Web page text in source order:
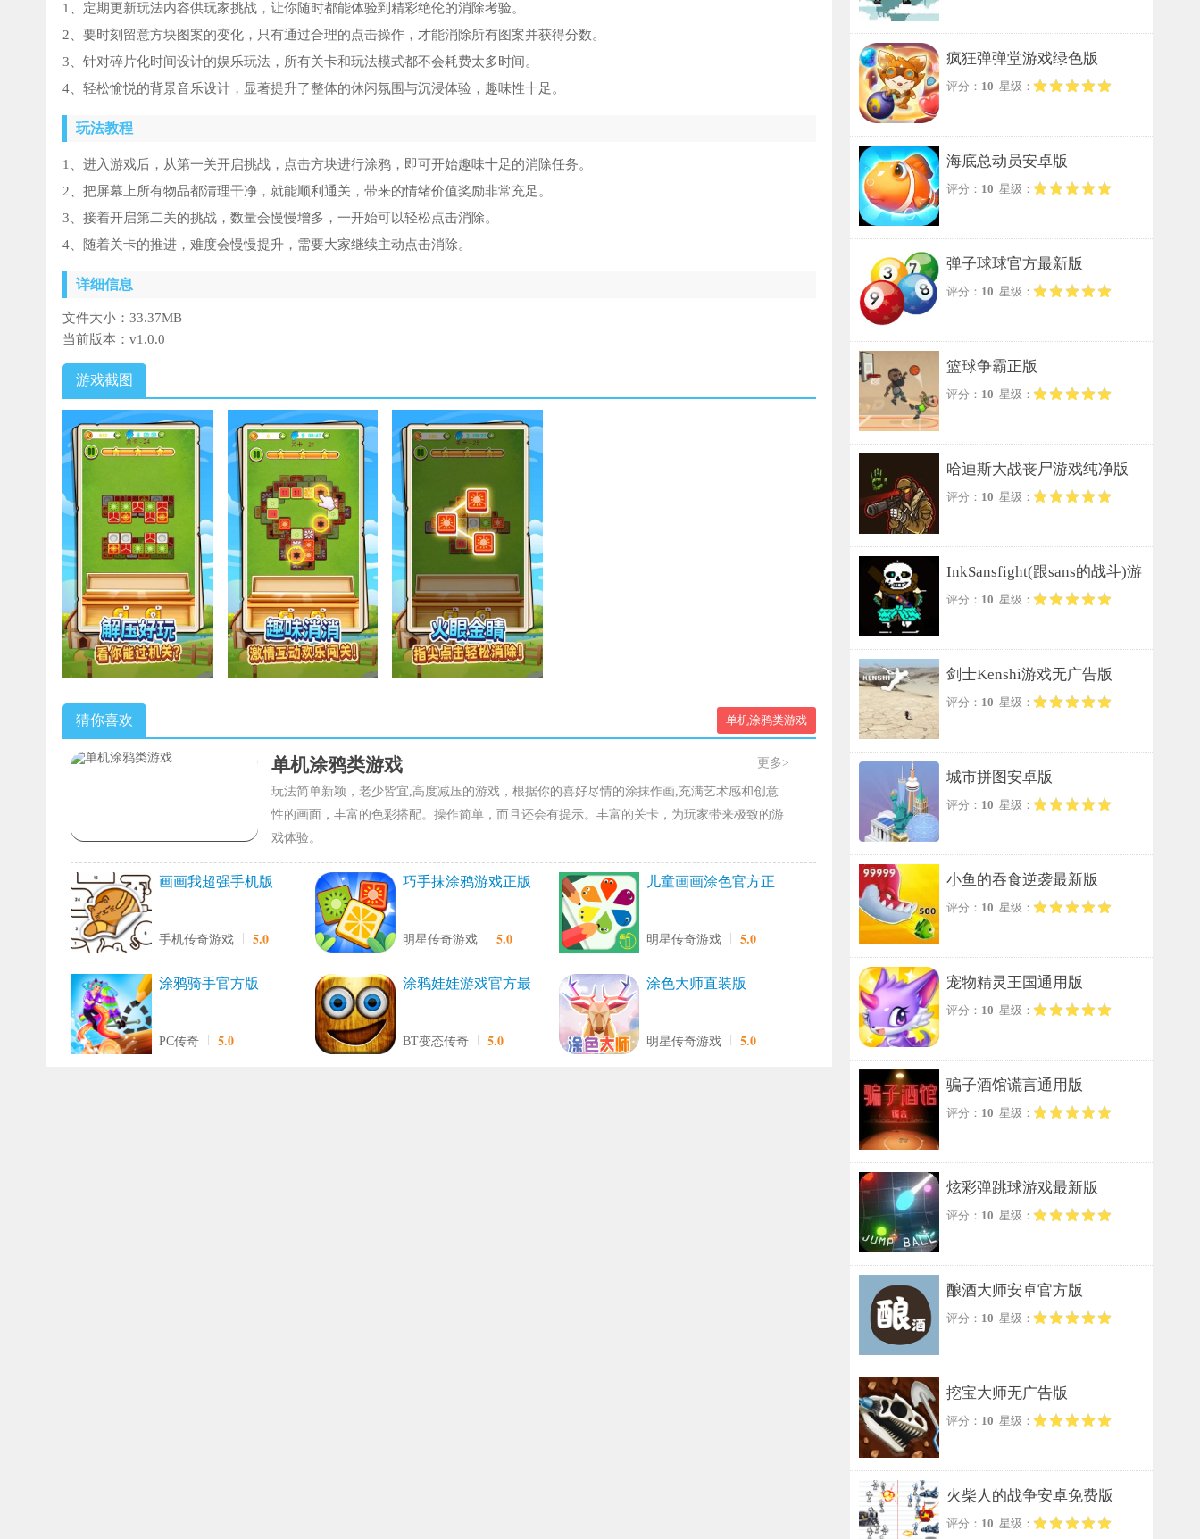
1、定期更新玩法内容供玩家挑战，让你随时都能体验到精彩绝伦的消除考验。
2、要时刻留意方块图案的变化，只有通过合理的点击操作，才能消除所有图案并获得分数。
3、针对碎片化时间设计的娱乐玩法，所有关卡和玩法模式都不会耗费太多时间。
4、轻松愉悦的背景音乐设计，显著提升了整体的休闲氛围与沉浸体验，趣味性十足。
玩法教程
1、进入游戏后，从第一关开启挑战，点击方块进行涂鸦，即可开始趣味十足的消除任务。
2、把屏幕上所有物品都清理干净，就能顺利通关，带来的情绪价值奖励非常充足。
3、接着开启第二关的挑战，数量会慢慢增多，一开始可以轻松点击消除。
4、随着关卡的推进，难度会慢慢提升，需要大家继续主动点击消除。
详细信息
文件大小： 33.37MB
当前版本： v1.0.0
游戏截图
猜你喜欢 单机涂鸦类游戏
单机涂鸦类游戏 更多>
玩法简单新颖，老少皆宜,高度减压的游戏，根据你的喜好尽情的涂抹作画,充满艺术感和创意
性的画面，丰富的色彩搭配。操作简单，而且还会有提示。丰富的关卡，为玩家带来极致的游
戏体验。
画画我超强手机版
手机传奇游戏 5.0
巧手抹涂鸦游戏正版
明星传奇游戏 5.0
儿童画画涂色官方正
明星传奇游戏 5.0
涂鸦骑手官方版
PC传奇 5.0
涂鸦娃娃游戏官方最
BT变态传奇 5.0
涂色大师直装版
明星传奇游戏 5.0
疯狂弹弹堂游戏绿色版
评分： 10 星级：
海底总动员安卓版
评分： 10 星级：
弹子球球官方最新版
评分： 10 星级：
篮球争霸正版
评分： 10 星级：
哈迪斯大战丧尸游戏纯净版
评分： 10 星级：
InkSansfight(跟sans的战斗)游
戏纯净版
评分： 10 星级：
剑士Kenshi游戏无广告版
评分： 10 星级：
城市拼图安卓版
评分： 10 星级：
小鱼的吞食逆袭最新版
评分： 10 星级：
宠物精灵王国通用版
评分： 10 星级：
骗子酒馆谎言通用版
评分： 10 星级：
炫彩弹跳球游戏最新版
评分： 10 星级：
酿酒大师安卓官方版
评分： 10 星级：
挖宝大师无广告版
评分： 10 星级：
火柴人的战争安卓免费版
评分： 10 星级：